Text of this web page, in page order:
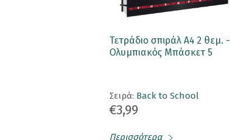
Τετράδιο σπιράλ Α4 2 θεμ. -
Ολυμπιακός Μπάσκετ 5
Σειρά: Back to School
€3,99
Περισσότερα